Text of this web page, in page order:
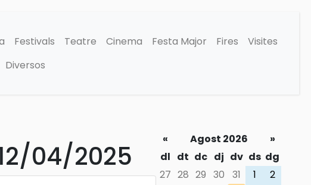
Festivals Teatre Cinema Festa Major Fires
Visites
Diversos
« Agost 2026
»
dl dt dc dj dv ds dg
27 28 29 30 31 1
2
04/2025